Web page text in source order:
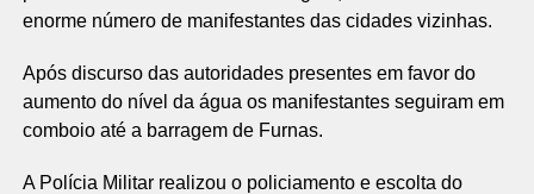
enorme número de manifestantes das cidades vizinhas.
Após discurso das autoridades presentes em favor do
aumento do nível da água os manifestantes seguiram em
comboio até a barragem de Furnas.
A Polícia Militar realizou o policiamento e escolta do